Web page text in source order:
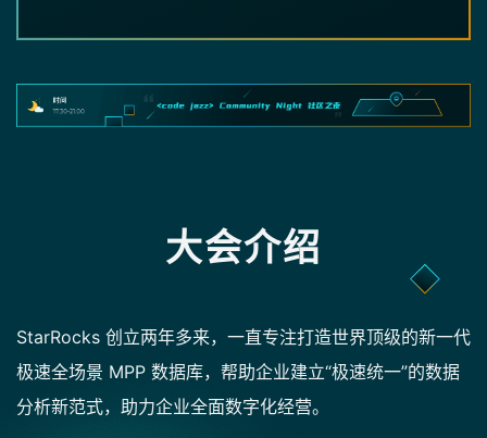
大会介绍
StarRocks 创立两年多来，一直专注打造世界顶级的新一代
极速全场景 MPP 数据库，帮助企业建立“极速统一”的数据
分析新范式，助力企业全面数字化经营。